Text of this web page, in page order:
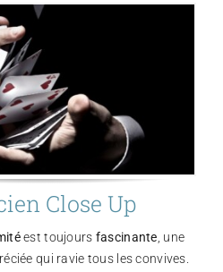
Close Up
est toujours fascinante , une
qui ravie tous les convives.